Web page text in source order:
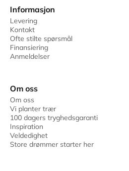
Informasjon
Levering
Kontakt
Ofte stilte spørsmål
Finansiering
Anmeldelser
Om oss
Om oss
Vi planter trær
100 dagers tryghedsgaranti
Inspiration
Veldedighet
Store drømmer starter her